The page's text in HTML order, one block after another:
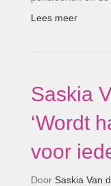
Lees meer
Saskia
‘Wordt
voor
Door Saskia Van